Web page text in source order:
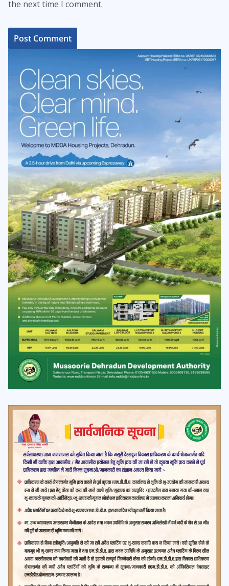
the next time I comment.